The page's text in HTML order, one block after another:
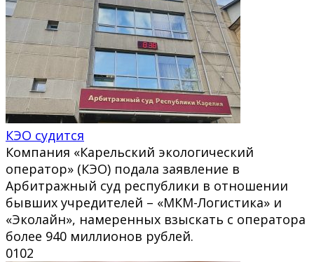
КЭО судится
Компания «Карельский экологический
оператор» (КЭО) подала заявление в
Арбитражный суд республики в отношении
бывших учредителей – «МКМ-Логистика» и
«Эколайн», намеренных взыскать с оператора
более 940 миллионов рублей.
0102